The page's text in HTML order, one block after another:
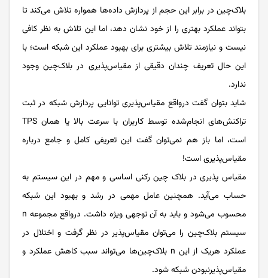
بلاک‌چین در برابر این حجم از پردازش داده‌ها همواره تلاش می‌کند تا
بتواند عملکرد بهتری را از خود نشان دهد، اما این تلاش به نظر کافی
نیست و نیازمند تلاش بیشتری برای بهبود عملکرد این شبکه است؛ با
این حال تعریف چندان دقیقی از مقیاس‌پذیری در بلاک‌چین وجود
ندارد.
شاید بتوان گفت درواقع مقیاس‌پذیری توانایی پردازش شبکه در ثبت
تراکنش‌های انجام‌شده توسط کاربران با سرعت بالا یا همان TPS
است، اما باز هم نمی‌توان گفت این تعریفی کامل و جامع درباره
مقیاس‌پذیری است!
مقیاس پذیری در بلاک چین رکنی اساسی و مهم در این سیستم به
حساب می‌آید. همچنین عامل مهمی در رشد و بهبود این شبکه
محسوب می‌شود و باید به آن توجهی ویژه داشت. درواقع مجموعه n
سیستم بلاک‌چین را می‌توان مقیاس‌پذیر در نظر گرفت و اختلال در
عملکرد هریک از این n بلاک‌چین‌ها می‌تواند سبب کاهش عملکرد و
مقیاس‌پذیرنبودن شبکه شود.